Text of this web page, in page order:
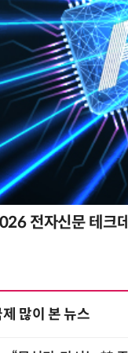
전자신문 테크
많이 본 뉴스